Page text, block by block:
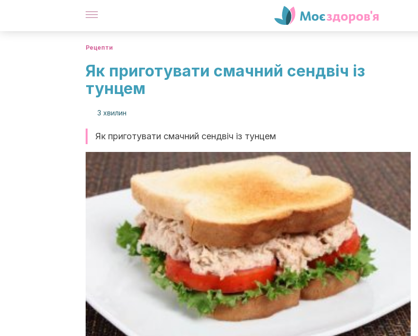
Рецепти
Як приготувати смачний сендвіч із
тунцем
3 хвилин
Як приготувати смачний сендвіч із тунцем